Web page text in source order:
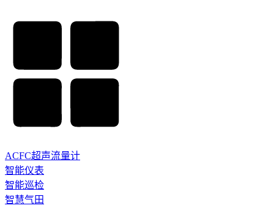
ACFC超声流量计
智能仪表
智能巡检
智慧气田